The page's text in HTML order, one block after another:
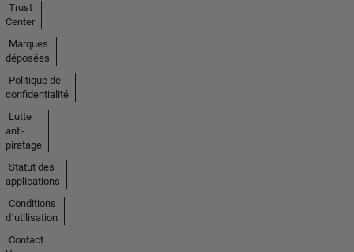
Trust
Center
Marques
déposées
Politique de
confidentialité
Lutte
anti-
piratage
Statut des
applications
Conditions
d՚utilisation
Contact